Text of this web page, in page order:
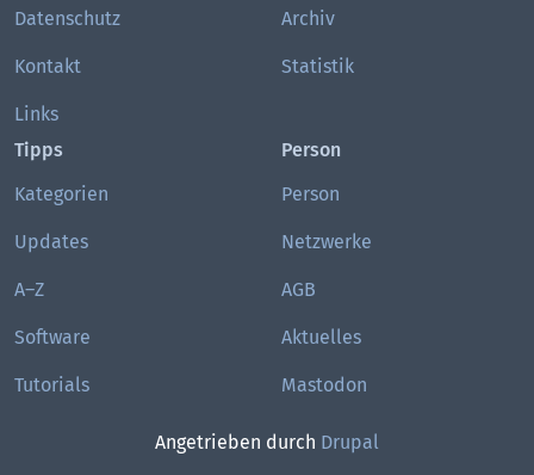
Datenschutz
Kontakt
Links
Archiv
Statistik
Tipps
Kategorien
Updates
A–Z
Software
Tutorials
Person
Person
Netzwerke
AGB
Aktuelles
Mastodon
Angetrieben durch Drupal